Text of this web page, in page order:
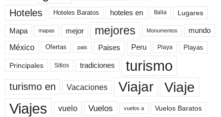
Hoteles Hoteles Baratos hoteles en Italia Lugares
Mapa mapas mejor mejores Monumentos mundo
México Ofertas pais Paises Peru Playa Playas
Principales Sitios tradiciones turismo
turismo en Vacaciones Viajar Viaje
Viajes vuelo Vuelos vuelos a Vuelos Baratos